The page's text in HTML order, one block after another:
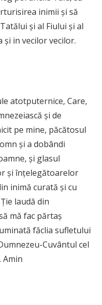
inimii și să
și al Fiului și al
in vecilor vecilor.
atotputernice, Care,
și de
pe mine, păcătosul
și a dobândi
și glasul
și înțelegătoarelor
inimă curată și cu
laudă din
mă fac părtaș
făclia sufletului
Cuvântul cel
Amin